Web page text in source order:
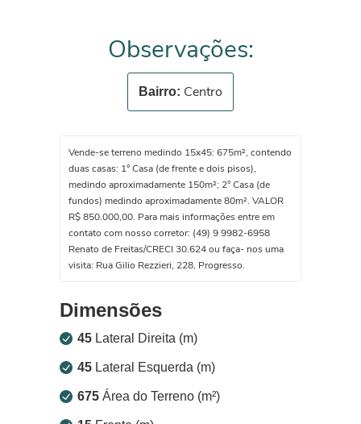
Observações:
Bairro: Centro
Vende-se terreno medindo 15x45: 675m², contendo
duas casas: 1° Casa (de frente e dois pisos),
medindo aproximadamente 150m²; 2° Casa (de
fundos) medindo aproximadamente 80m². VALOR
R$ 850.000,00. Para mais informações entre em
contato com nosso corretor: (49) 9 9982-6958
Renato de Freitas/CRECI 30.624 ou faça- nos uma
visita: Rua Gilio Rezzieri, 228, Progresso.
Dimensões
45 Lateral Direita (m)
45 Lateral Esquerda (m)
675 Área do Terreno (m²)